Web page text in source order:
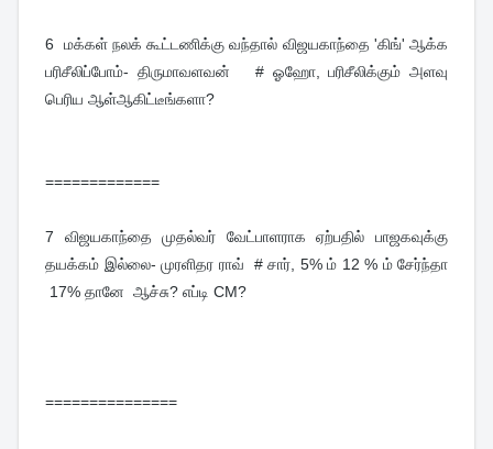
6 மக்கள் நலக் கூட்டணிக்கு வந்தால் விஜயகாந்தை 'கிங்' ஆக்க
பரிசீலிப்போம்- திருமாவளவன் # ஓஹோ, பரிசீலிக்கும் அளவு
பெரிய ஆள்ஆகிட்டீங்களா?
=============
7 விஜயகாந்தை முதல்வர் வேட்பாளராக ஏற்பதில் பாஜகவுக்கு
தயக்கம் இல்லை- முரளிதர ராவ் # சார், 5% ம் 12 % ம் சேர்ந்தா
17% தானே ஆச்சு? எப்டி CM?
===============